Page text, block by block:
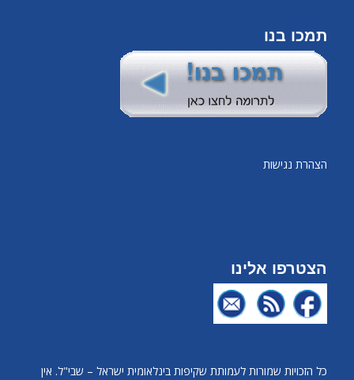
תמכו בנו
הצהרת נגישות
הצטרפו אלינו
כל הזכויות שמורות לעמותת שקיפות בינלאומית ישראל – שבי"ל. אין